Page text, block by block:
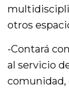
otros
-Contará
al servicio